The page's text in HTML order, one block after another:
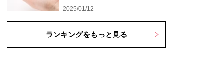
2025/01/12
ランキングをもっと見る